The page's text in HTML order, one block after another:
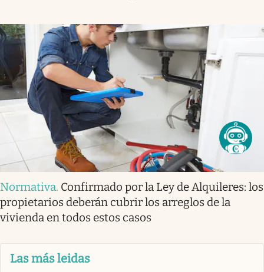
Normativa. Confirmado por la Ley de Alquileres: los
propietarios deberán cubrir los arreglos de la
vivienda en todos estos casos
Las más leidas